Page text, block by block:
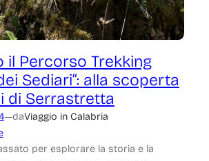
il Percorso Trekking
Sediari”: alla scoperta
di Serrastretta
—daViaggio in Calabria
per esplorare la storia e la